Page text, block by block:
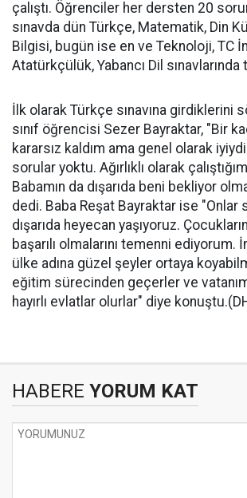
çalıştı. Öğrenciler her dersten 20
sınavda dün Türkçe, Matematik, Din
Bilgisi, bugün ise en ve Teknoloji, TC
Atatürkçülük, Yabancı Dil
İlk olarak Türkçe sınavına girdiklerini
sınıf öğrencisi Sezer Bayraktar, "Bir
kararsız kaldım ama genel olarak
sorular yoktu. Ağırlıklı olarak
Babamın da dışarıda beni bekliyor
dedi. Baba Reşat Bayraktar ise "Onlar
dışarıda heyecan yaşıyoruz.
başarılı olmalarını temenni ediyorum.
ülke adına güzel şeyler ortaya
eğitim sürecinden geçerler ve
hayırlı evlatlar olurlar" diye
HABERE YORUM KAT